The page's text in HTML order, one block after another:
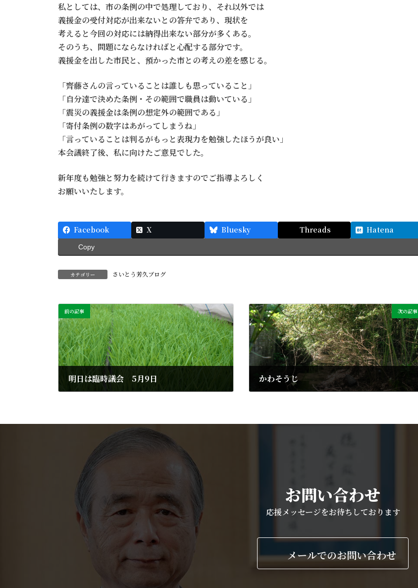
私としては、市の条例の中で処理しており、それ以外では
義援金の受付対応が出来ないとの答弁であり、現状を
考えると今回の対応には納得出来ない部分が多くある。
そのうち、問題にならなければと心配する部分です。
義援金を出した市民と、預かった市との考えの差を感じる。
「齊藤さんの言っていることは誰しも思っていること」
「自分達で決めた条例・その範囲で職員は動いている」
「震災の義援金は条例の想定外の範囲である」
「寄付条例の数字はあがってしまうね」
「言っていることは判るがもっと表現力を勉強したほうが良い」
本会議終了後、私に向けたご意見でした。
新年度も勉強と努力を続けて行きますのでご指導よろしく
お願いいたします。
Facebook X Bluesky Threads Hatena
Copy
カテゴリー さいとう芳久ブログ
前の記事
明日は臨時議会 5月9日
次の記事
かわそうじ
お問い合わせ
応援メッセージをお待ちしております
メールでのお問い合わせ